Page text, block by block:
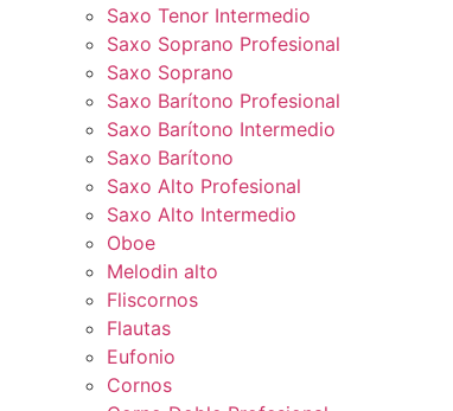
Saxo Tenor Intermedio
Saxo Soprano Profesional
Saxo Soprano
Saxo Barítono Profesional
Saxo Barítono Intermedio
Saxo Barítono
Saxo Alto Profesional
Saxo Alto Intermedio
Oboe
Melodin alto
Fliscornos
Flautas
Eufonio
Cornos